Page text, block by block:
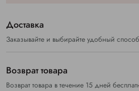
Доставка
Заказывайте и выбирайте удобный
Возврат товара
Возврат товара в течение 15 дней